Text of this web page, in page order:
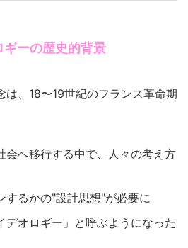
ギーの歴史的背景
は、18〜19世紀のフランス革命期
会へ移行する中で、人々の考え方
するかの"設計思想"が必要に
デオロギー」と呼ぶようになった